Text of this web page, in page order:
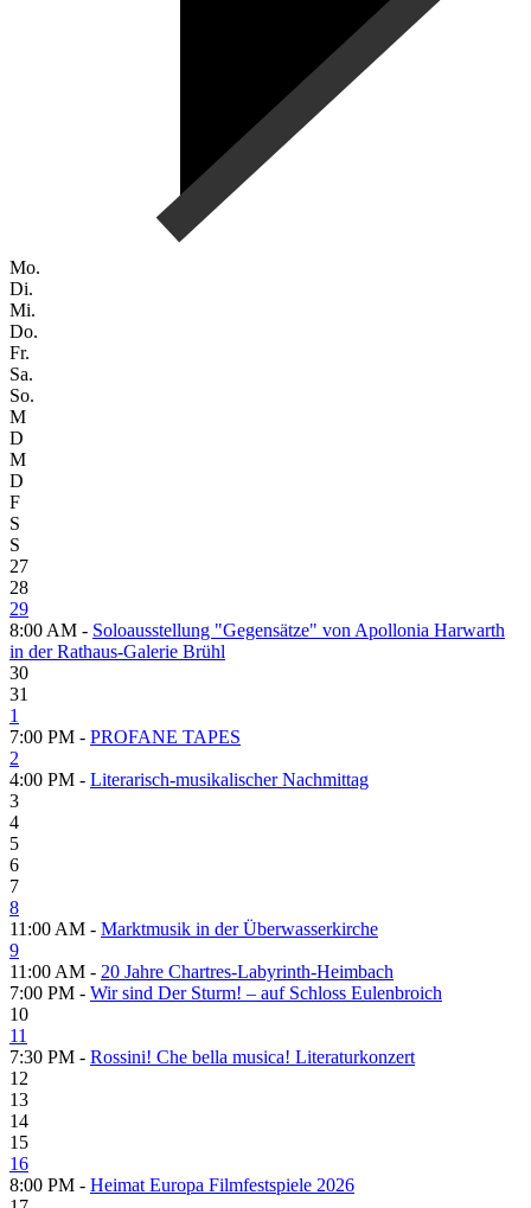
Mo.
Di.
Mi.
Do.
Fr.
Sa.
So.
M
D
M
D
F
S
S
27
28
29
8:00 AM - Soloausstellung "Gegensätze" von Apollonia Harwarth
in der Rathaus-Galerie Brühl
30
31
1
7:00 PM - PROFANE TAPES
2
4:00 PM - Literarisch-musikalischer Nachmittag
3
4
5
6
7
8
11:00 AM - Marktmusik in der Überwasserkirche
9
11:00 AM - 20 Jahre Chartres-Labyrinth-Heimbach
7:00 PM - Wir sind Der Sturm! – auf Schloss Eulenbroich
10
11
7:30 PM - Rossini! Che bella musica! Literaturkonzert
12
13
14
15
16
8:00 PM - Heimat Europa Filmfestspiele 2026